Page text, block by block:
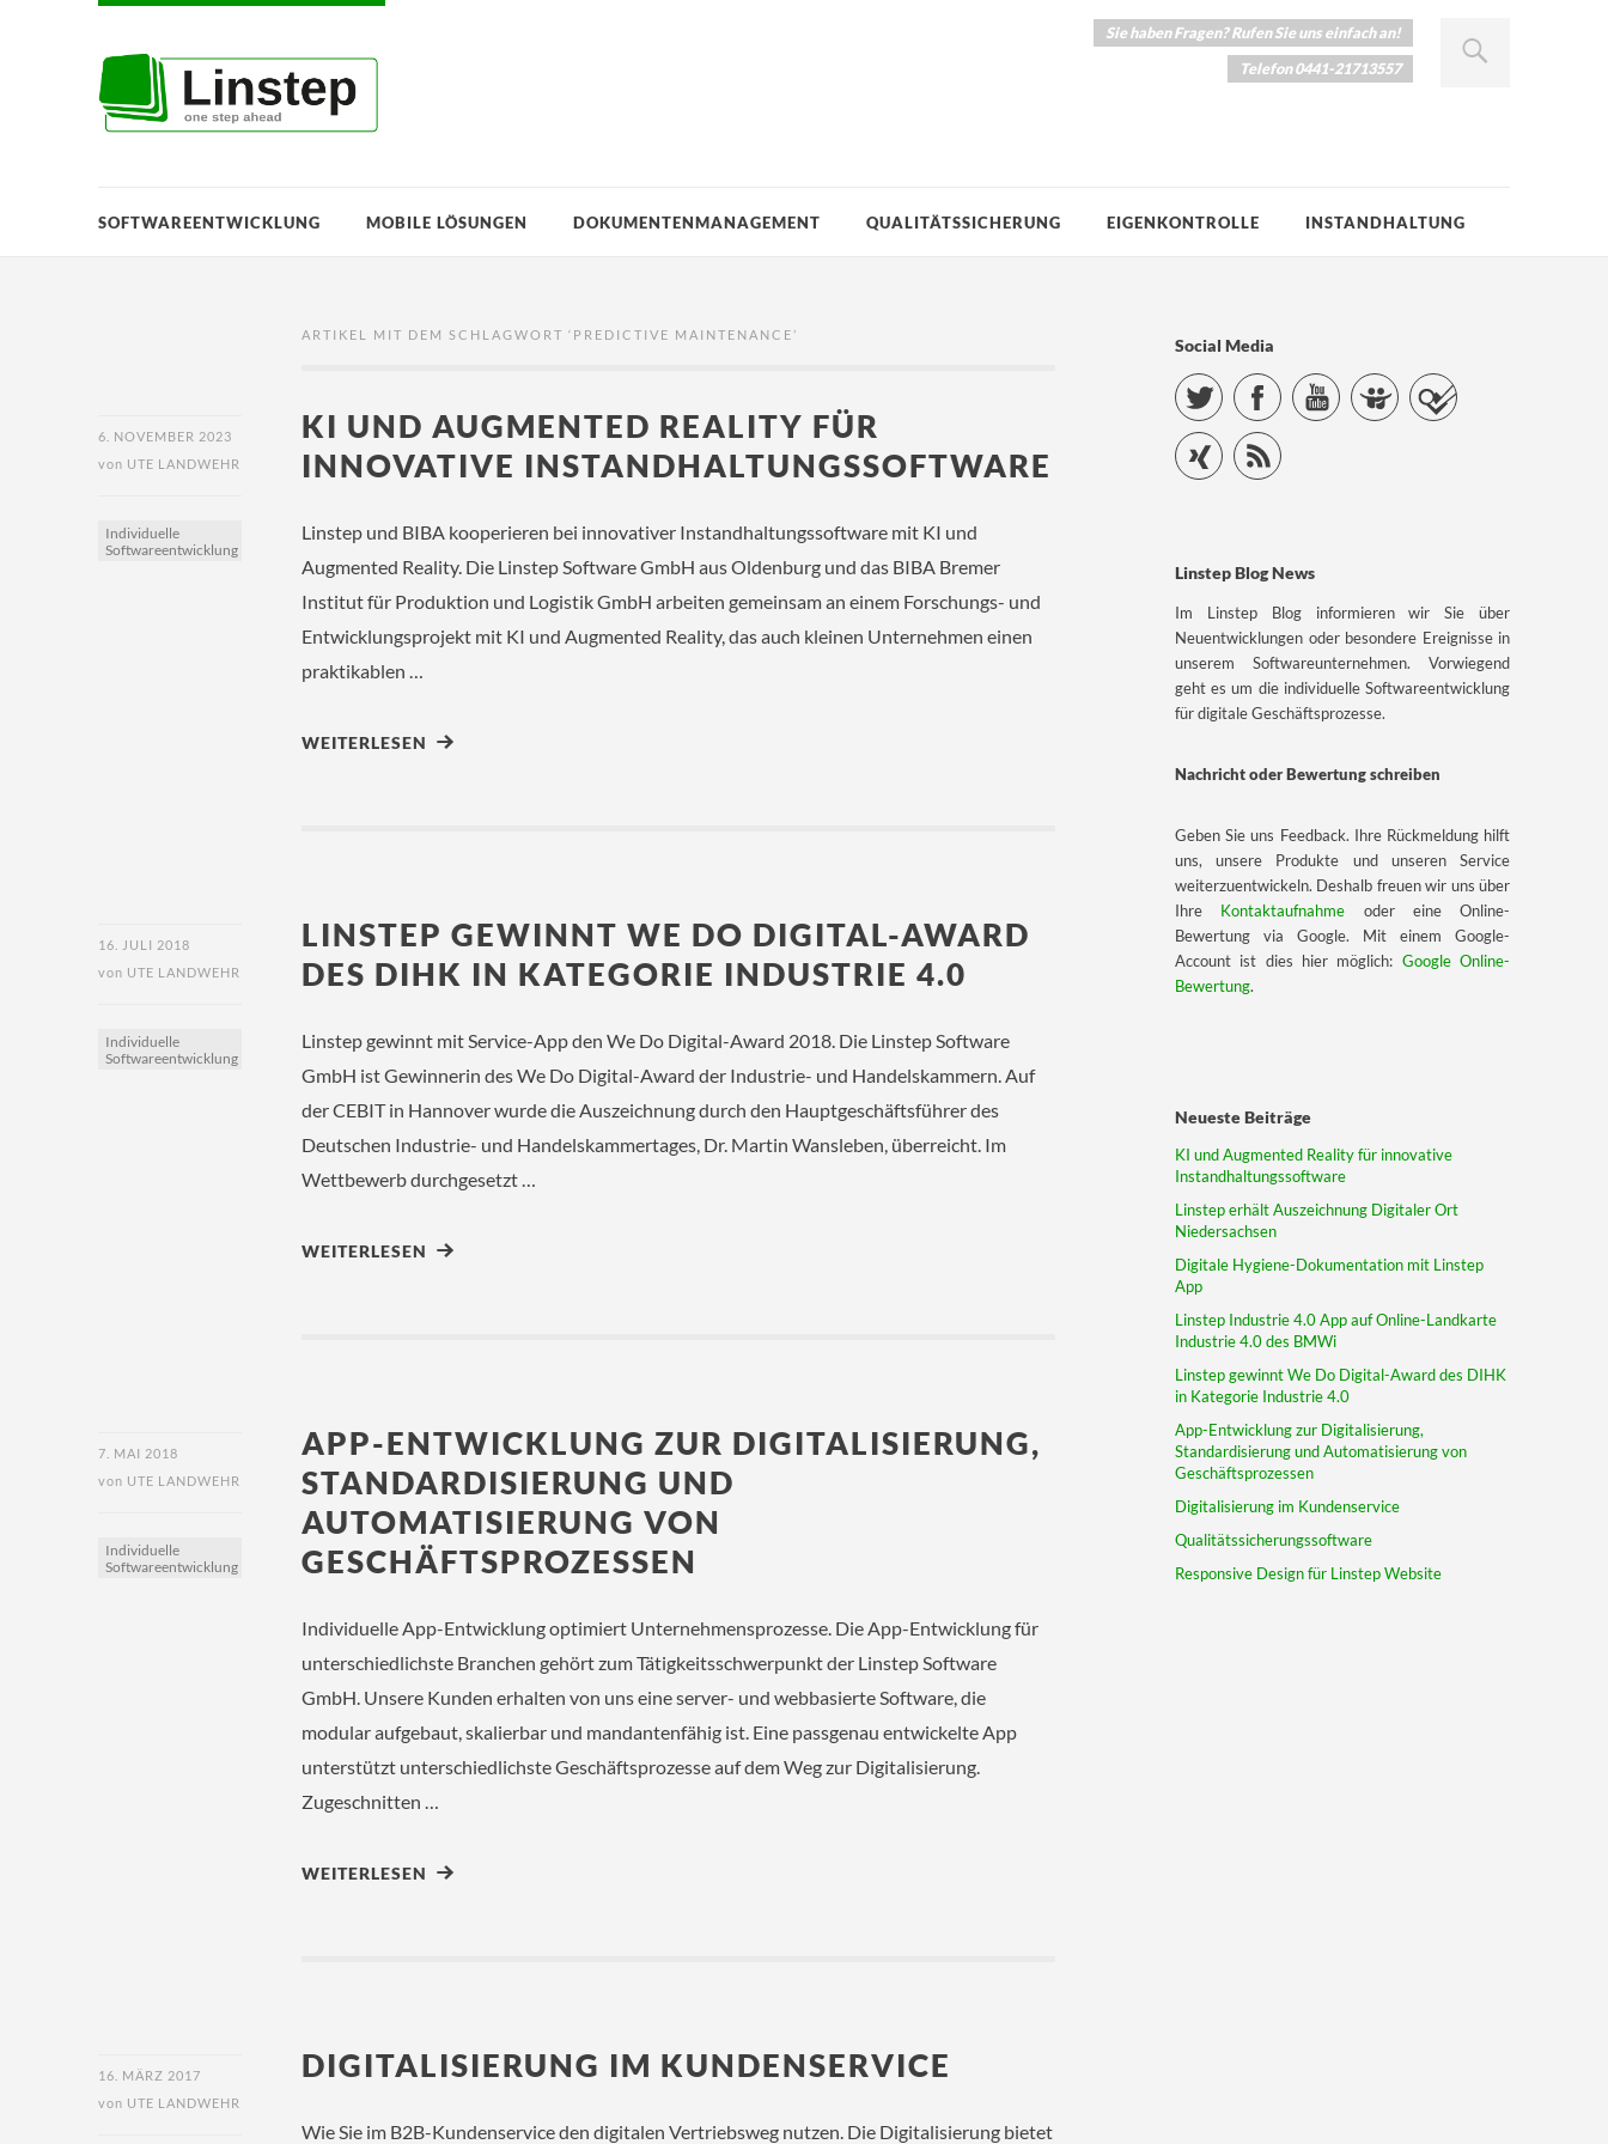
Sie haben Fragen? Rufen Sie uns einfach an!
Telefon 0441-21713557
SOFTWAREENTWICKLUNG MOBILE LÖSUNGEN DOKUMENTENMANAGEMENT QUALITÄTSSICHERUNG EIGENKONTROLLE INSTANDHALTUNG
ARTIKEL MIT DEM SCHLAGWORT ‘ PREDICTIVE MAINTENANCE ’
6. NOVEMBER 2023
von UTE LANDWEHR
Individuelle
Softwareentwicklung
KI UND AUGMENTED REALITY FÜR
INNOVATIVE INSTANDHALTUNGSSOFTWARE
Linstep und BIBA kooperieren bei innovativer Instandhaltungssoftware mit KI und
Augmented Reality. Die Linstep Software GmbH aus Oldenburg und das BIBA Bremer
Institut für Produktion und Logistik GmbH arbeiten gemeinsam an einem Forschungs- und
Entwicklungsprojekt mit KI und Augmented Reality, das auch kleinen Unternehmen einen
praktikablen …
WEITERLESEN
16. JULI 2018
von UTE LANDWEHR
Individuelle
Softwareentwicklung
LINSTEP GEWINNT WE DO DIGITAL-AWARD
DES DIHK IN KATEGORIE INDUSTRIE 4.0
Linstep gewinnt mit Service-App den We Do Digital-Award 2018. Die Linstep Software
GmbH ist Gewinnerin des We Do Digital-Award der Industrie- und Handelskammern. Auf
der CEBIT in Hannover wurde die Auszeichnung durch den Hauptgeschäftsführer des
Deutschen Industrie- und Handelskammertages, Dr. Martin Wansleben, überreicht. Im
Wettbewerb durchgesetzt …
WEITERLESEN
7. MAI 2018
von UTE LANDWEHR
Individuelle
Softwareentwicklung
APP-ENTWICKLUNG ZUR DIGITALISIERUNG,
STANDARDISIERUNG UND
AUTOMATISIERUNG VON
GESCHÄFTSPROZESSEN
Individuelle App-Entwicklung optimiert Unternehmensprozesse. Die App-Entwicklung für
unterschiedlichste Branchen gehört zum Tätigkeitsschwerpunkt der Linstep Software
GmbH. Unsere Kunden erhalten von uns eine server- und webbasierte Software, die
modular aufgebaut, skalierbar und mandantenfähig ist. Eine passgenau entwickelte App
unterstützt unterschiedlichste Geschäftsprozesse auf dem Weg zur Digitalisierung.
Zugeschnitten …
WEITERLESEN
16. MÄRZ 2017
von UTE LANDWEHR
DIGITALISIERUNG IM KUNDENSERVICE
Wie Sie im B2B-Kundenservice den digitalen Vertriebsweg nutzen. Die Digitali­sierung bietet
Social Media
Twitter Facebook YouTube Slideshare
Xing
Linstep Blog News
Im Linstep Blog informieren wir Sie über
Neuentwicklungen oder besondere Ereignisse in
unserem Softwareunternehmen. Vorwiegend
geht es um die individuelle Softwareentwicklung
für digitale Geschäfts­prozesse.
Nachricht oder Bewertung schreiben
Geben Sie uns Feedback. Ihre Rückmeldung hilft
uns, unsere Produkte und unseren Service
weiterzuentwickeln. Deshalb freuen wir uns über
Ihre
Kontaktaufnahme oder eine Online-
Bewertung via Google. Mit einem Google-
Account ist dies hier möglich: Google Online-
Bewertung.
Neueste Beiträge
KI und Augmented Reality für innovative
Instandhaltungssoftware
Linstep erhält Auszeichnung Digitaler Ort
Niedersachsen
Digitale Hygiene-Dokumentation mit Linstep
App
Linstep Industrie 4.0 App auf Online-Landkarte
Industrie 4.0 des BMWi
Linstep gewinnt We Do Digital-Award des DIHK
in Kategorie Industrie 4.0
App-Entwicklung zur Digitalisierung,
Standardisierung und Automatisierung von
Geschäftsprozessen
Digitalisierung im Kundenservice
Qualitätssicherungssoftware
Responsive Design für Linstep Website